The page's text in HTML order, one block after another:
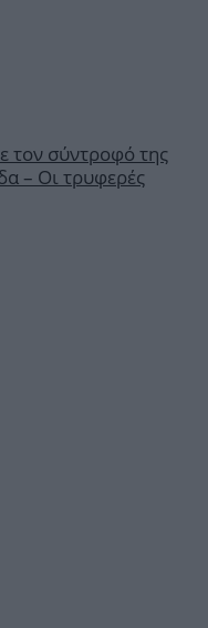
τον σύντροφό της
– Οι τρυφερές